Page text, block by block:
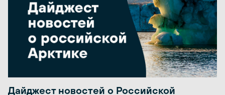
Дайджест новостей о Российской